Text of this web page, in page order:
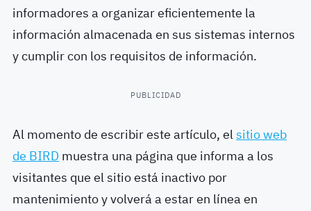
informadores a organizar eficientemente la
información almacenada en sus sistemas internos
y cumplir con los requisitos de información.
PUBLICIDAD
Al momento de escribir este artículo, el sitio web
de BIRD muestra una página que informa a los
visitantes que el sitio está inactivo por
mantenimiento y volverá a estar en línea en